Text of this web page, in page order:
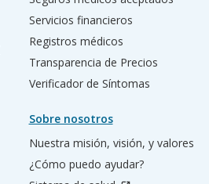
Servicios financieros
Registros médicos
Transparencia de Precios
Verificador de Síntomas
Sobre nosotros
Nuestra misión, visión, y valores
¿Cómo puedo ayudar?